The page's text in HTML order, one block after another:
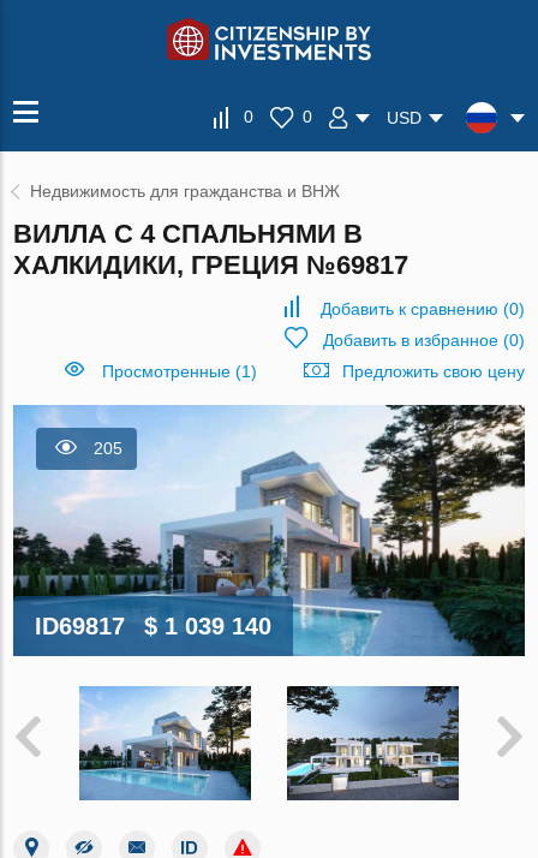
0 0 USD
Недвижимость для гражданства и ВНЖ
ВИЛЛА С 4 СПАЛЬНЯМИ В
ХАЛКИДИКИ, ГРЕЦИЯ №69817
Добавить к сравнению (0)
Добавить в избранное(0)
Просмотренные (1)
Предложить свою цену
205
ID69817 $ 1 039 140